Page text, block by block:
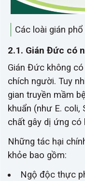
Các loài gián phổ
2.1. Gián Đức có
Gián Đức không
chích người. Tuy
gian truyền mầm
khuẩn (như E. coli,
chất gây dị ứng
Những tác hại
khỏe bao gồm:
Ngộ độc thực